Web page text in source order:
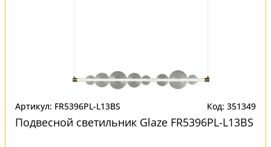
Артикул: FR5396PL-L13BS Код: 351349
Подвесной светильник Glaze FR5396PL-L13BS